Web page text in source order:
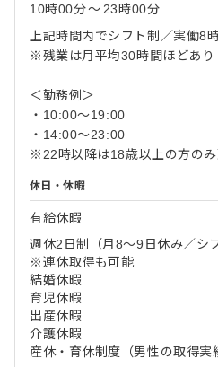
10時00分〜 23時00分
上記時間内でシフト制／実働8
※残業は月平均30時間ほどあり
＜勤務例＞
・10:00～19:00
・14:00～23:00
※22時以降は18歳以上の方の
休日・休暇
有給休暇
週休2日制（月8～9日休み／シ
※連休取得も可能
結婚休暇
育児休暇
出産休暇
介護休暇
産休・育休制度（男性の取得実